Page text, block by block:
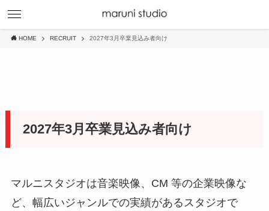
HOME RECRUIT 2027年3月卒業見込み者向け
2027年3月卒業見込み者向け
マルニスタジオは音楽映像、CM 等の企業映像な
ど、幅広いジャンルでの実績があるスタジオで